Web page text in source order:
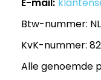
E-mail:
Btw-nummer:
KvK-nummer:
Alle genoemde